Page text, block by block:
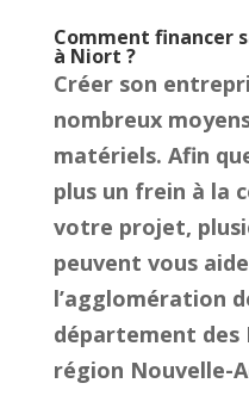
Comment financer
à Niort ?
Créer son
nombreux
matériels. Afin
plus un frein à la
votre projet,
peuvent vous
l’agglomération
département des
région Nouvelle-